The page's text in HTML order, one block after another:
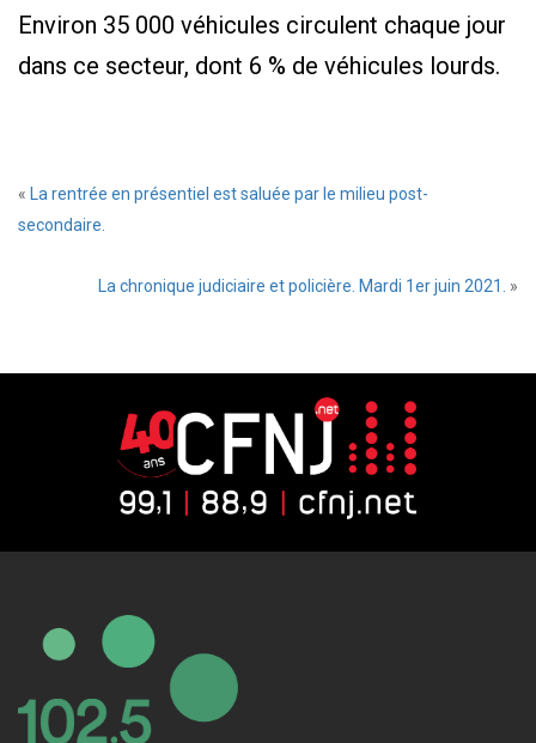
Environ 35 000 véhicules circulent chaque jour
dans ce secteur, dont 6 % de véhicules lourds.
«
La rentrée en présentiel est saluée par le milieu post-
secondaire.
La chronique judiciaire et policière. Mardi 1er juin 2021. »